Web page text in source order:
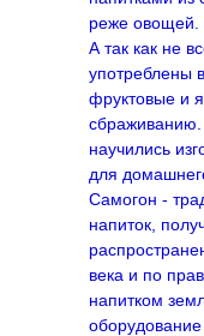
реже овощей.
А так как не
употреблены
фруктовые и
научились
для
Самогон -
напиток,
века и по
напитком